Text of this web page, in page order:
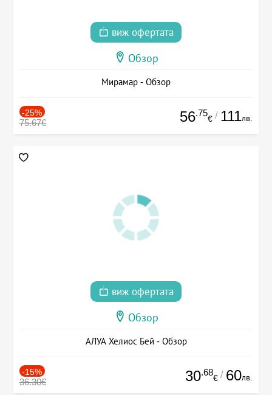
виж офертата
Обзор
Мирамар - Обзор
-25%
75.67€ 56.75
€ / 111лв.
виж офертата
Обзор
АЛУА Хелиос Бей - Обзор
-15%
36.30€ 30.68
€ / 60лв.